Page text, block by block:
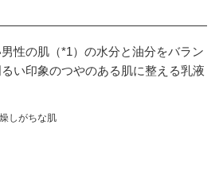
性の肌（*1）の水分と油分をバラン
い印象のつやのある肌に整える乳液
しがちな肌